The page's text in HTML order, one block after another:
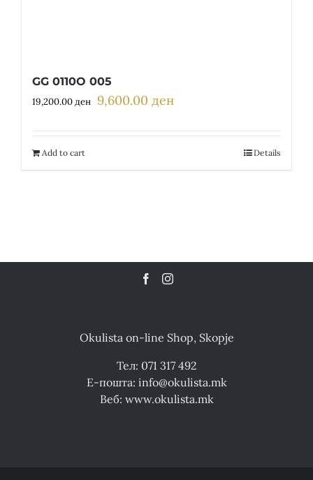
GG 0110O 005
19,200.00ден Original
9,600.00 денCurrent
9,600.00 ден.
Add to cart Details
Okulista on-line Shop, Skopje
Тел: 071 317 492
Е-пошта: info@okulista.mk
Веб: www.okulista.mk